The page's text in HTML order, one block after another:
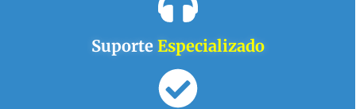
Suporte Especializado